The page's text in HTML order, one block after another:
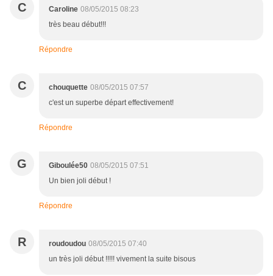
C Caroline 08/05/2015 08:23
très beau début!!!
Répondre
C chouquette 08/05/2015 07:57
c'est un superbe départ effectivement!
Répondre
G Giboulée50 08/05/2015 07:51
Un bien joli début !
Répondre
R roudoudou 08/05/2015 07:40
un très joli début !!!!! vivement la suite bisous